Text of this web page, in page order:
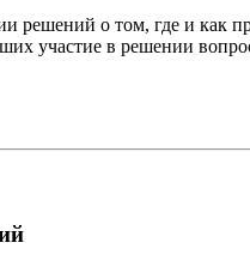
решений о том, где и как
участие в решении